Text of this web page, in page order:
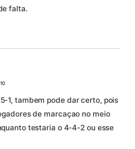
falta.
1, tambem pode dar certo, pois
de marcaçao no meio
testaria o 4-4-2 ou esse